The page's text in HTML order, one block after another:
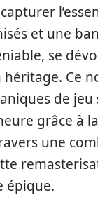
et une
se
Ce
de jeu
grâce à
une
épique.